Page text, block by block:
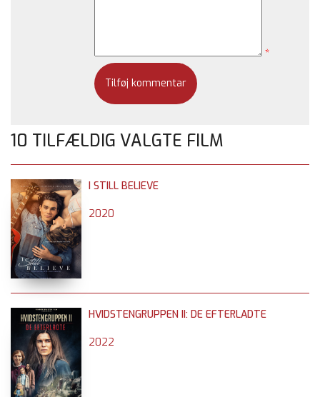
*
10 TILFÆLDIG VALGTE FILM
I STILL BELIEVE
2020
HVIDSTENGRUPPEN II: DE EFTERLADTE
2022